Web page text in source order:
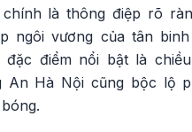
là thông điệp rõ
ngôi vương của tân binh
đặc điểm nổi bật là
An Hà Nội cũng bộc lộ